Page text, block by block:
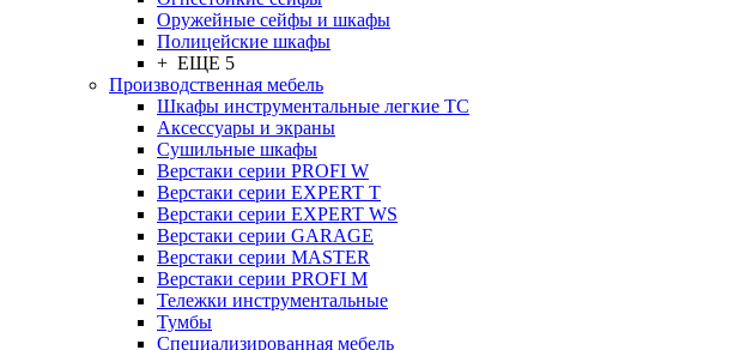
Оружейные сейфы и шкафы
Полицейские шкафы
+ ЕЩЕ 5
Производственная мебель
Шкафы инструментальные легкие ТС
Аксессуары и экраны
Cушильные шкафы
Верстаки серии PROFI W
Верстаки серии EXPERT T
Верстаки серии EXPERT WS
Верстаки серии GARAGE
Верстаки серии MASTER
Верстаки серии PROFI M
Тележки инструментальные
Тумбы
Cпециализированная мебель